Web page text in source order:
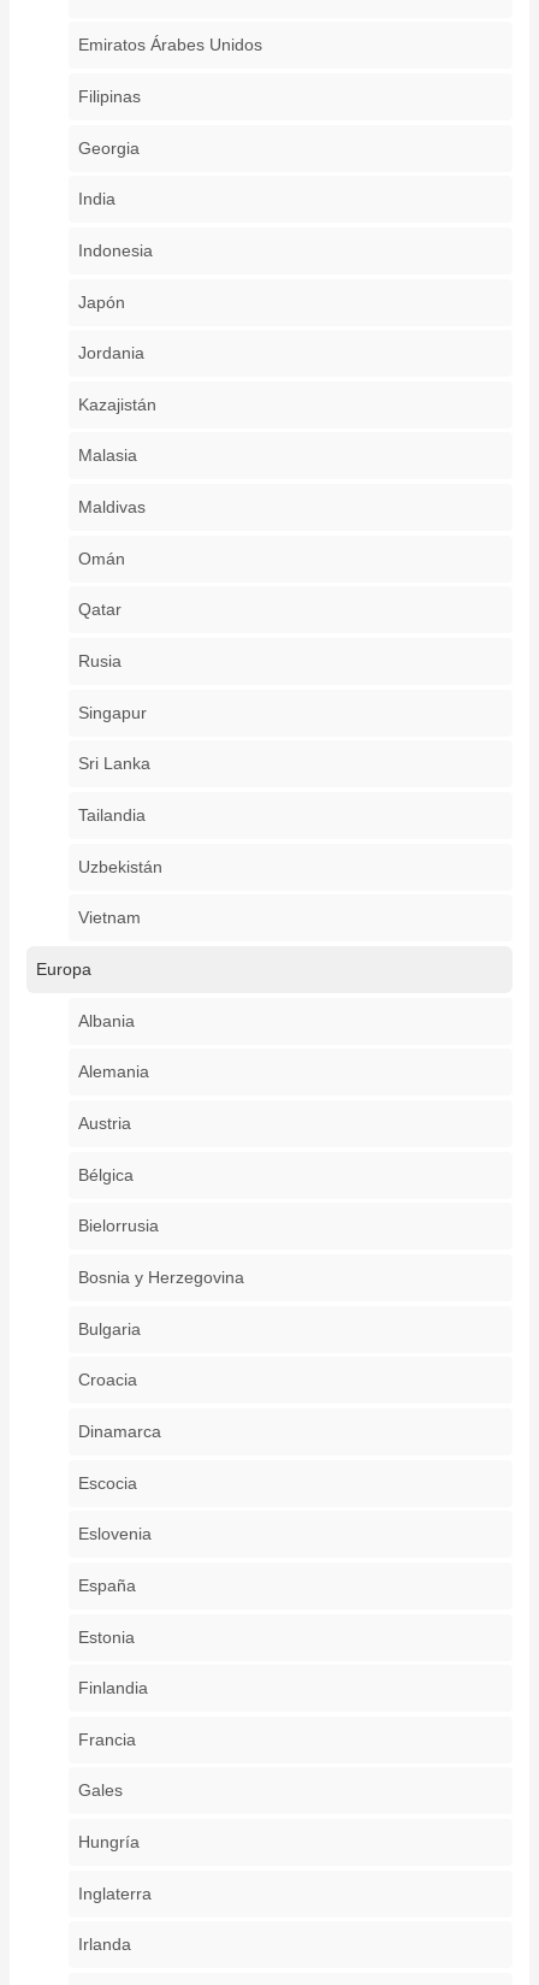
Emiratos Árabes Unidos
Filipinas
Georgia
India
Indonesia
Japón
Jordania
Kazajistán
Malasia
Maldivas
Omán
Qatar
Rusia
Singapur
Sri Lanka
Tailandia
Uzbekistán
Vietnam
Europa
Albania
Alemania
Austria
Bélgica
Bielorrusia
Bosnia y Herzegovina
Bulgaria
Croacia
Dinamarca
Escocia
Eslovenia
España
Estonia
Finlandia
Francia
Gales
Hungría
Inglaterra
Irlanda